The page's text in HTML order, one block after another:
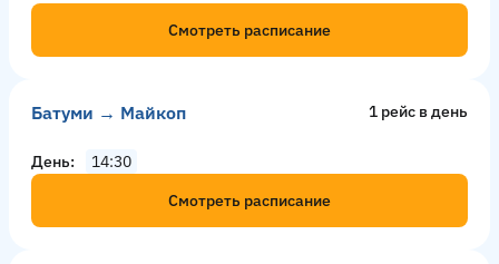
Смотреть расписание
Батуми → Майкоп 1 рейс в день
День
14:30
Смотреть расписание